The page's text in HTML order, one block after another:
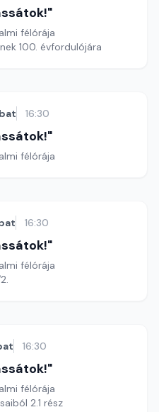
félórája
100. évfordulójára
16:30
félórája
16:30
félórája
16:30
félórája
2.1 rész